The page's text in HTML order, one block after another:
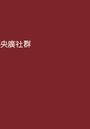
央廣社群